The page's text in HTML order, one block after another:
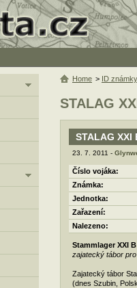
STALAG
STALAG XXI
23. 7. 2011 -
Číslo vojáka:
Známka:
Jednotka:
Zařazení:
Nalezeno:
Stammlager XXI B
zajatecký tábor
Zajatecký tábor
(dnes Szubin,
Home > ID známky